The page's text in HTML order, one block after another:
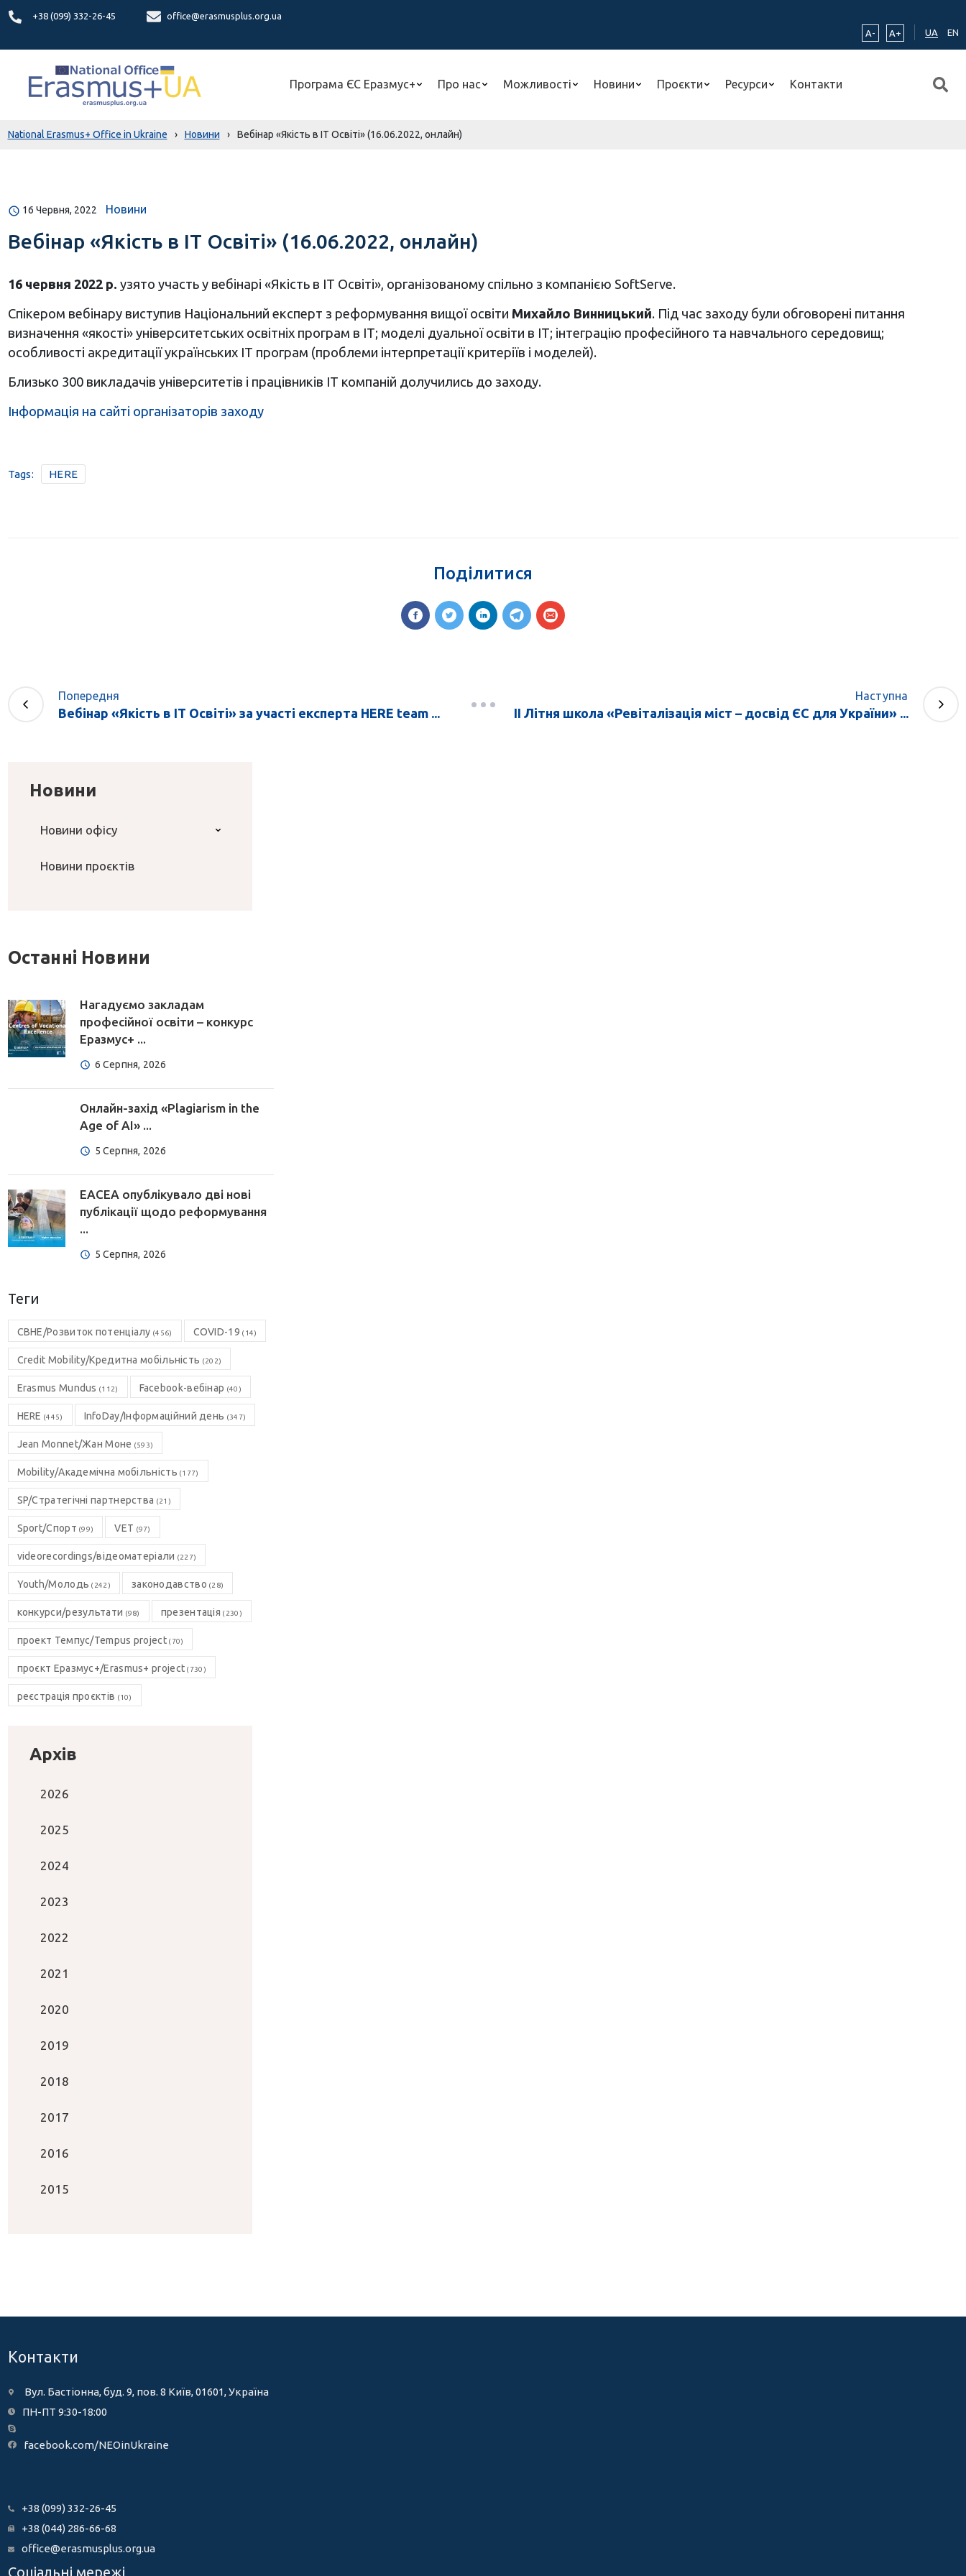
+38 (099) 332-26-45
office@erasmusplus.org.ua
A-
A+ UA EN
Програма ЄС Еразмус+ Про нас Можливості Новини Проєкти Ресурси Контакти
National Erasmus+ Office in Ukraine › Новини › Вебінар «Якість в ІТ Освіті» (16.06.2022, онлайн)
16 Червня, 2022 Новини
Вебінар «Якість в ІТ Освіті» (16.06.2022, онлайн)
16 червня 2022 р. узято участь у вебінарі «Якість в ІТ Освіті», організованому спільно з компанією SoftServe.
Спікером вебінару виступив Національний експерт з реформування вищої освіти Михайло Винницький. Під час заходу були обговорені питання
визначення «якості» університетських освітніх програм в ІТ; моделі дуальної освіти в ІТ; інтеграцію професійного та навчального середовищ;
особливості акредитації українських ІТ програм (проблеми інтерпретації критеріїв і моделей).
Близько 300 викладачів університетів і працівників ІТ компаній долучились до заходу.
Інформація на сайті організаторів заходу
Tags: HERE
Поділитися
Попередня
Вебінар «Якість в ІТ Освіті» за участі експерта HERE team ...
Наступна
ІІ Літня школа «Ревіталізація міст – досвід ЄС для України» ...
Новини
Новини офісу
Новини проєктів
Останні Новини
Нагадуємо закладам
професійної освіти – конкурс
Еразмус+ ...
6 Серпня, 2026
Онлайн-захід «Plagiarism in the
Age of AI» ...
5 Серпня, 2026
EACEA опублікувало дві нові
публікації щодо реформування
...
5 Серпня, 2026
Теги
CBHE/Розвиток потенціалу (456) COVID-19 (14)
Credit Mobility/Кредитна мобільність (202)
Erasmus Mundus (112) Facebook-вебінар (40)
HERE (445) InfoDay/Інформаційний день (347)
Jean Monnet/Жан Моне (593)
Mobility/Академічна мобільність (177)
SP/Стратегічні партнерства (21)
Sport/Спорт (99) VET (97)
videorecordings/відеоматеріали (227)
Youth/Молодь (242) законодавство (28)
конкурси/результати (98) презентація (230)
проект Темпус/Tempus project(70)
проєкт Еразмус+/Erasmus+ project (730)
реєстрація проєктів (10)
Архів
2026
2025
2024
2023
2022
2021
2020
2019
2018
2017
2016
2015
Контакти
Вул. Бастіонна, буд. 9, пов. 8 Київ, 01601, Україна
ПН-ПТ 9:30-18:00
facebook.com/NEOinUkraine
+38 (099) 332-26-45
+38 (044) 286-66-68
office@erasmusplus.org.ua
Соціальні мережі